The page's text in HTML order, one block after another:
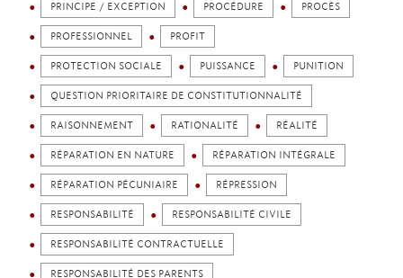
PRINCIPE / EXCEPTION PROCÉDURE PROCÈS
PROFESSIONNEL PROFIT
PROTECTION SOCIALE PUISSANCE PUNITION
QUESTION PRIORITAIRE DE CONSTITUTIONNALITÉ
RAISONNEMENT RATIONALITÉ RÉALITÉ
RÉPARATION EN NATURE RÉPARATION INTÉGRALE
RÉPARATION PÉCUNIAIRE RÉPRESSION
RESPONSABILITÉ RESPONSABILITÉ CIVILE
RESPONSABILITÉ CONTRACTUELLE
RESPONSABILITÉ DES PARENTS